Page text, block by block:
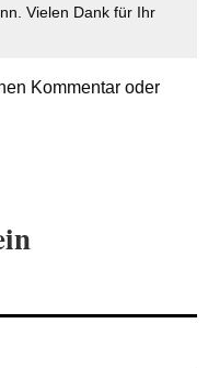
Vielen Dank für Ihr
Kommentar oder